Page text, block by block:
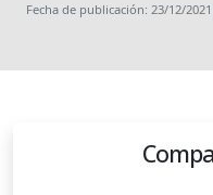
Fecha de publicación: 23/12/2021